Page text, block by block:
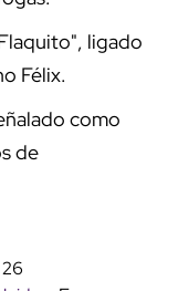
ligado
Félix.
como
de